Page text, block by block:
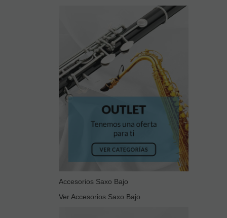
Accesorios Saxo Bajo
Ver Accesorios Saxo Bajo